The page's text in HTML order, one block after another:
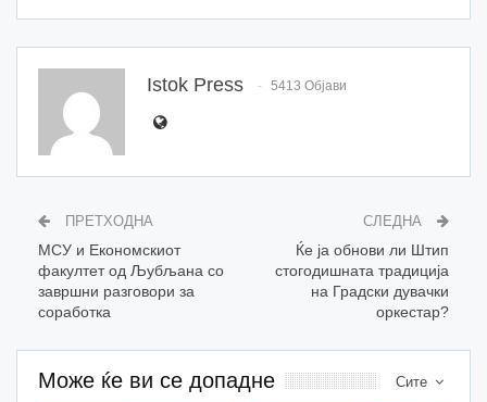
Istok Press 5413 Објави
ПРЕТХОДНА
МСУ и Економскиот
факултет од Љубљана со
завршни разговори за
соработка
СЛЕДНА
Ќе ја обнови ли Штип
стогодишната традиција
на Градски дувачки
оркестар?
Сите
Може ќе ви се допадне